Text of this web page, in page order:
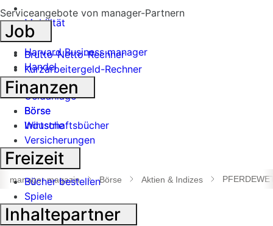
Mobilität
Tech
Harvard Business manager
Handel
Banken
Geldanlage
Börse
Industrie
Suche
öffnen
manager magazin Börse Aktien & Indizes
Serviceangebote von manager-Partnern
Job
Brutto-Netto-Rechner
Kurzarbeitergeld-Rechner
Finanzen
Börse
Wirtschaftsbücher
Versicherungen
Freizeit
Bücher bestellen
Spiele
Inhaltepartner